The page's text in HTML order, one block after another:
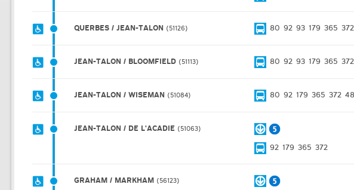
QUERBES / JEAN-TALON 51126 80 92 93 179 365 372
JEAN-TALON / BLOOMFIELD 51113 80 92 93 179 365 372
JEAN-TALON / WISEMAN 51084 80 92 179 365 372
JEAN-TALON / DE L'ACADIE 51063
92 179 365 372
GRAHAM / MARKHAM 56123